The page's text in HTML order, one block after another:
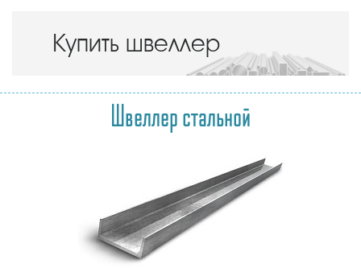
Купить швеллер
Швеллер стальной